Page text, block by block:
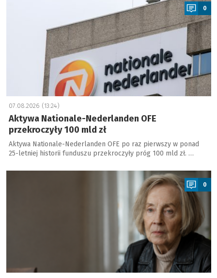
0
07.08.2026 (13:24)
Aktywa Nationale-Nederlanden OFE
przekroczyły 100 mld zł
Aktywa Nationale-Nederlanden OFE po raz pierwszy w ponad
25-letniej historii funduszu przekroczyły próg 100 mld zł. …
a
0